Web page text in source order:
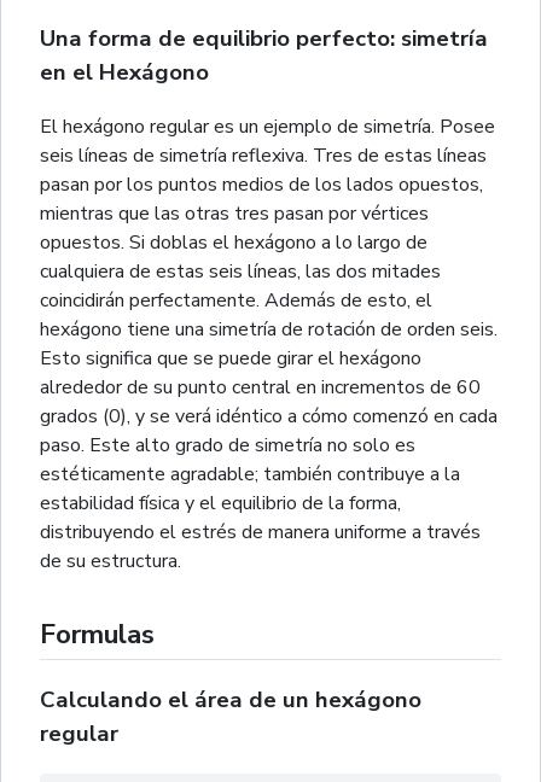
Una forma de equilibrio perfecto: simetría
en el Hexágono
El hexágono regular es un ejemplo de simetría. Posee
seis líneas de simetría reflexiva. Tres de estas líneas
pasan por los puntos medios de los lados opuestos,
mientras que las otras tres pasan por vértices
opuestos. Si doblas el hexágono a lo largo de
cualquiera de estas seis líneas, las dos mitades
coincidirán perfectamente. Además de esto, el
hexágono tiene una simetría de rotación de orden seis.
Esto significa que se puede girar el hexágono
alrededor de su punto central en incrementos de 60
grados (0), y se verá idéntico a cómo comenzó en cada
paso. Este alto grado de simetría no solo es
estéticamente agradable; también contribuye a la
estabilidad física y el equilibrio de la forma,
distribuyendo el estrés de manera uniforme a través
de su estructura.
Formulas
Calculando el área de un hexágono
regular